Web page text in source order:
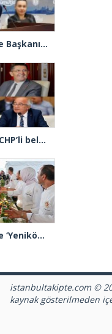
Tuzla Belediye Başkanı Eren Ali Bingöl’den İBB’ye tepki
İstanbul’da 4 CHP’li belediye başkanı AK Parti’ye katılıyor
istanbultakipte.com ©
kaynak gösterilmeden